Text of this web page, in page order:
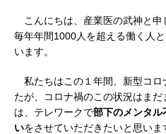
こんにちは、産業医の武神と申
毎年年間1000人を超える働く人
います。
私たちはこの１年間、新型コロ
たが、コロナ禍のこの状況はま
は、テレワークで部下のメンタル
いをさせていただきたいと思いま